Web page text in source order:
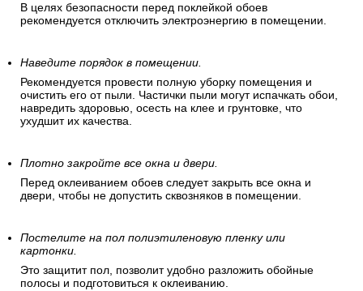
В целях безопасности перед поклейкой обоев
рекомендуется отключить электроэнергию в помещении.
Наведите порядок в помещении.
Рекомендуется провести полную уборку помещения и
очистить его от пыли. Частички пыли могут испачкать обои,
навредить здоровью, осесть на клее и грунтовке, что
ухудшит их качества.
Плотно закройте все окна и двери.
Перед оклеиванием обоев следует закрыть все окна и
двери, чтобы не допустить сквозняков в помещении.
Постелите на пол полиэтиленовую пленку или
картонки.
Это защитит пол, позволит удобно разложить обойные
полосы и подготовиться к оклеиванию.